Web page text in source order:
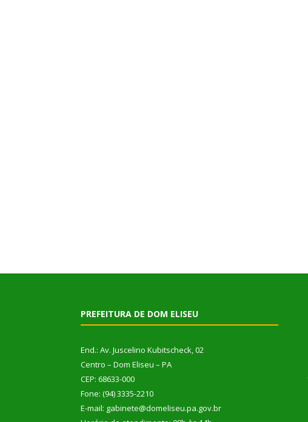
PREFEITURA DE DOM ELISEU
End.: Av. Juscelino Kubitscheck, 02
Centro – Dom Eliseu – PA
CEP: 68633-000
Fone: (94) 3335-2210
E-mail: gabinete@domeliseu.pa.gov.br